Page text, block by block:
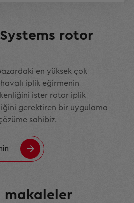
rotor
en yüksek çok
iplik eğirmenin
ister rotor iplik
gerektiren bir uygulama
sahibiz.
makaleler